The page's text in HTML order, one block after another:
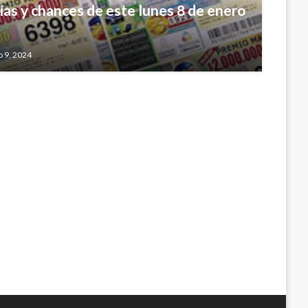
y chances de este lunes 8 de enero
9, 2024
unen para apoyar la implementación
de Paz
2017